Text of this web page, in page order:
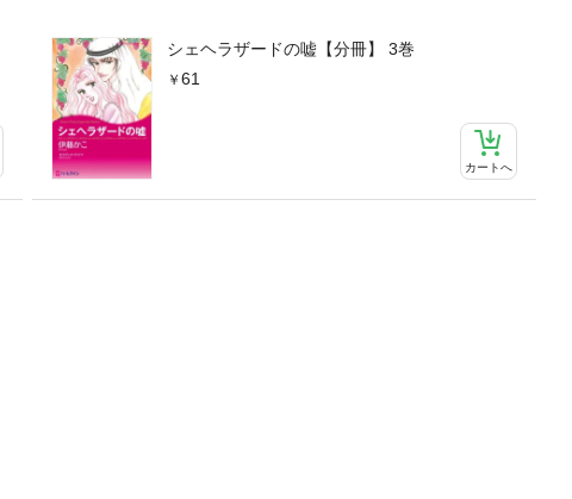
シェヘラザードの嘘【分冊】 3巻
61
カートへ